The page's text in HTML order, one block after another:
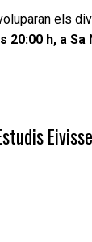
els
20:00 h, a